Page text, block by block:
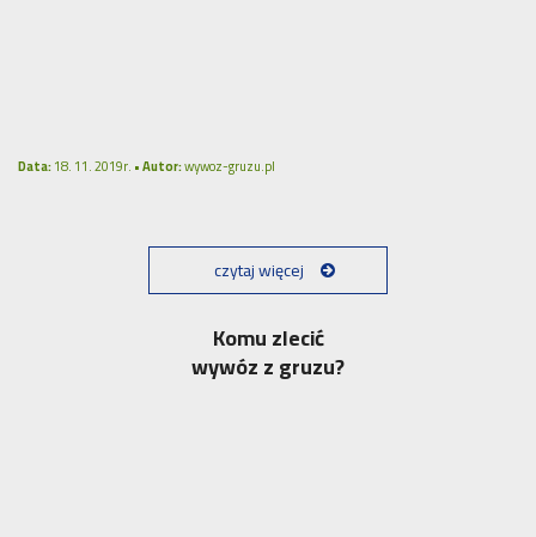
Data:18. 11. 2019r. •Autor:wywoz-gruzu.pl
czytaj więcej
Komu zlecić
wywóz z gruzu?